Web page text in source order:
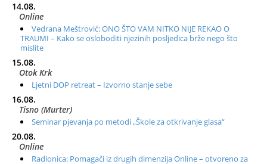
14.08.
Online
Vedrana Meštrović: ONO ŠTO VAM NITKO NIJE REKAO O
TRAUMI – Kako se osloboditi njezinih posljedica brže nego što
mislite
15.08.
Otok Krk
Ljetni DOP retreat – Izvorno stanje sebe
16.08.
Tisno (Murter)
Seminar pjevanja po metodi „Škole za otkrivanje glasa“
20.08.
Online
Radionica: Pomagači iz drugih dimenzija Online – otvoreno za